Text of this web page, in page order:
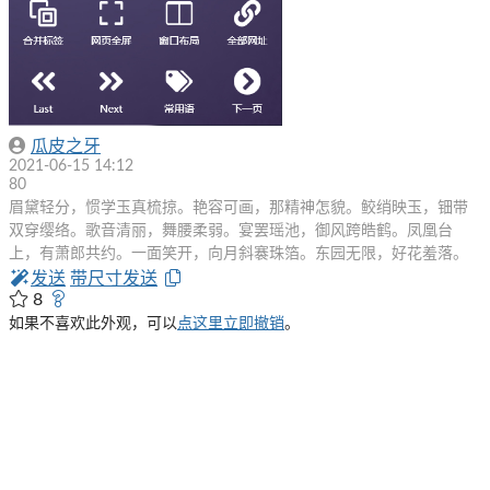
瓜皮之牙
2021-06-15 14:12
80
眉黛轻分，惯学玉真梳掠。艳容可画，那精神怎貌。鲛绡映玉，钿带
双穿缨络。歌音清丽，舞腰柔弱。宴罢瑶池，御风跨皓鹤。凤凰台
上，有萧郎共约。一面笑开，向月斜褰珠箔。东园无限，好花羞落。
发送 带尺寸发送
8
如果不喜欢此外观，可以 点这里立即撤销。